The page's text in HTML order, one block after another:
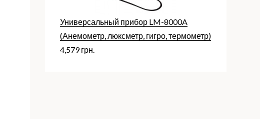
Универсальный прибор LM-8000A
(Анемометр, люксметр, гигро, термометр)
4,579грн.